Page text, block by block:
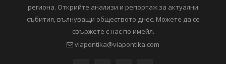
региона. Открийте анализи и репортаж за актуални
събития, вълнуващи обществото днес. Можете да се
свържете с нас по имейл.
viapontika@viapontika.com